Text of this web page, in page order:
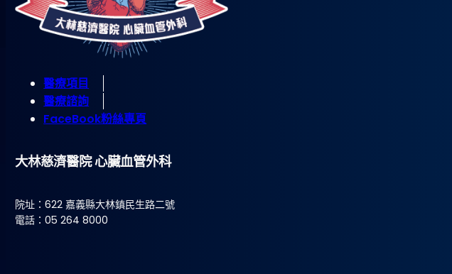
醫療項目
醫療諮詢
FaceBook粉絲專頁
大林慈濟醫院 心臟血管外科
院址：622 嘉義縣大林鎮民生路二號
電話：05 264 8000